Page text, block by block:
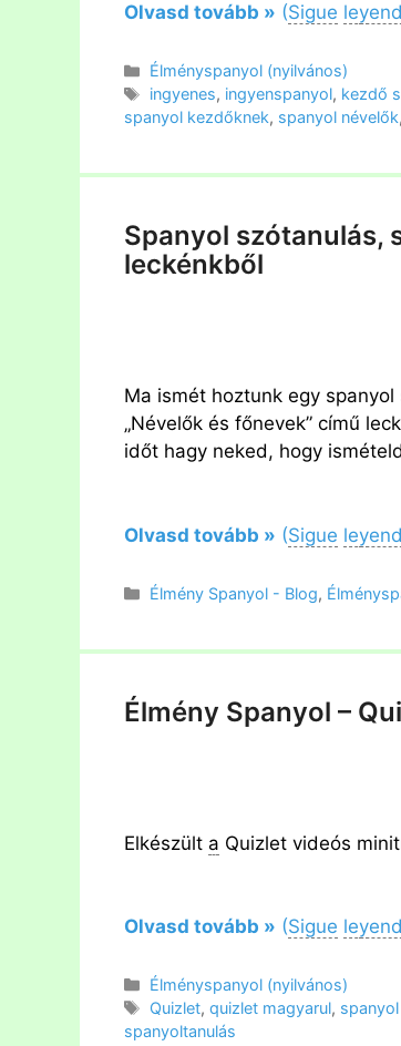
Olvasd tovább » (Sigue ley
Kategória
Élményspanyol (nyilvános)
Címkék
ingyenes, ingyenspanyol, kezdő
spanyol kezdőknek, spanyol névelők,
Spanyol szótanulás,
leckénkből
Ma ismét hoztunk egy
„Névelők és főnevek” című
időt hagy neked, hogy
Olvasd tovább » (Sigue ley
Kategória
Élmény Spanyol - Blog,
Élmény Spanyol –
Elkészült a Quizlet videós
Olvasd tovább » (Sigue ley
Kategória
Élményspanyol (nyilvános)
Címkék
Quizlet,quizlet magyarul,
spanyoltanulás